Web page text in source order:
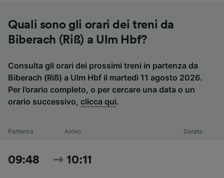
Quali sono gli orari dei treni da
Biberach (Riß) a Ulm Hbf?
Consulta gli orari dei prossimi treni in partenza da
Biberach (Riß) a Ulm Hbf il martedì 11 agosto 2026.
Per l’orario completo, o per cercare una data o un
orario successivo, clicca qui.
Partenza Arrivo Durata
09:48 10:11